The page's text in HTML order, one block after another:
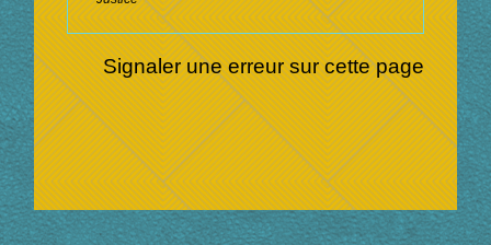
Signaler une erreur sur cette page